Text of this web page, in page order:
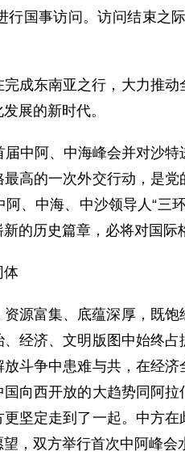
行国事访问。访问结束
成东南亚之行，大力推
展的新时代。
中阿、中海峰会并对沙
高的一次外交行动，是
、中海、中沙领导人“三
的历史篇章，必将对国际
体
源富集、底蕴深厚，既
经济、文明版图中始终
斗争中患难与共，在经
向西开放的大趋势同阿
坚定走到了一起。中方
，双方举行首次中阿峰会